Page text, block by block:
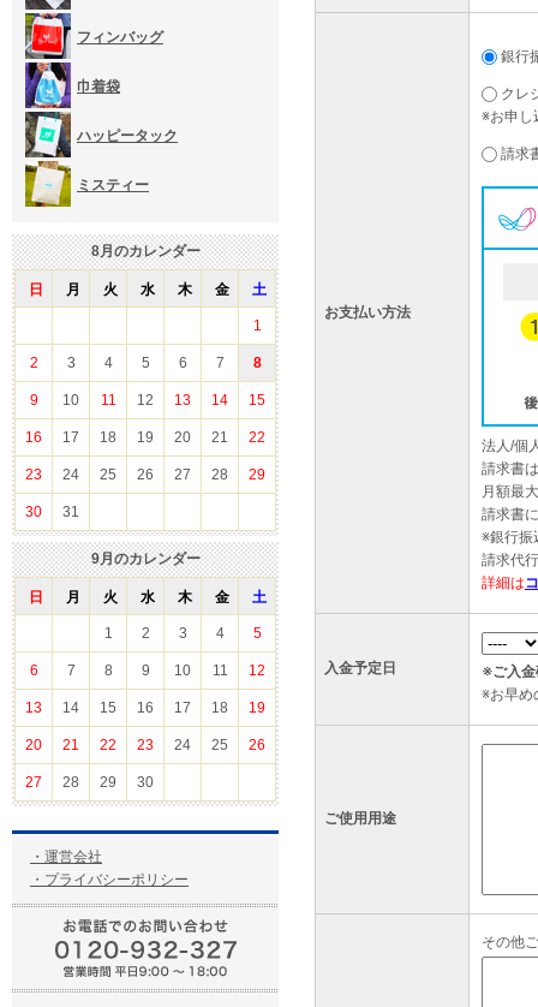
フィンバッグ
巾着袋
ハッピータック
ミスティー
8月のカレンダー
日 月 火 水 木 金 土
1
2 3 4 5 6 7 8
9 10 11 12 13 14 15
16 17 18 19 20 21 22
23 24 25 26 27 28 29
30 31
9月のカレンダー
日 月 火 水 木 金 土
1 2 3 4 5
6 7 8 9 10 11 12
13 14 15 16 17 18 19
20 21 22 23 24 25 26
27 28 29 30
・運営会社
・プライバシーポリシー
お支払い方法
銀行
クレ
※お申し
請求
法人/個
請求書
月額最
請求書
※銀行振
請求代
詳細は
入金予定日
※ご入金
※お早め
ご使用用途
その他